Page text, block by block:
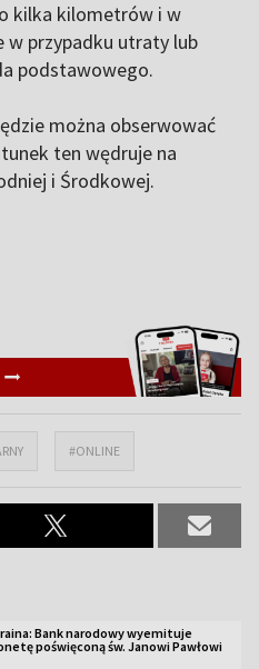
kilka kilometrów i w
w przypadku utraty lub
podstawowego.
można obserwować
ten wędruje na
i Środkowej.
#ONLINE
Bank narodowy wyemituje
poświęconą św. Janowi Pawłowi